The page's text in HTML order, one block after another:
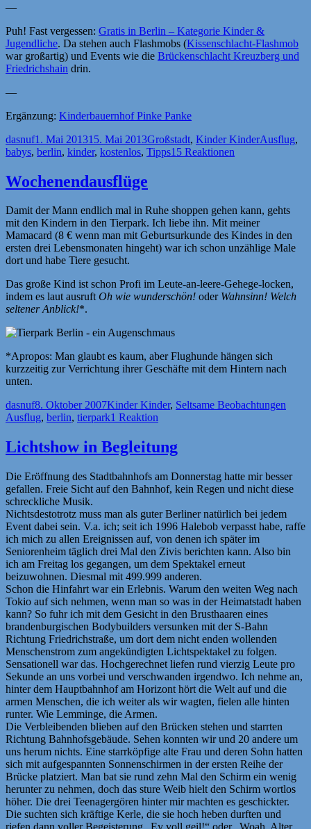
—
Puh! Fast vergessen: Gratis in Berlin – Kategorie Kinder &
Jugendliche. Da stehen auch Flashmobs (Kissenschlacht-Flashmob
war großartig) und Events wie die Brückenschlacht Kreuzberg und
Friedrichshain drin.
—
Ergänzung: Kinderbauernhof Pinke Panke
Autor
dasnufVeröffentlicht
am
1. Mai 201315. Mai 2013Kategorien
Großstadt, Kinder KinderAusflug,
babys, berlin, kinder, kostenlos, Tipps15 Reaktionen
Wochenendausflüge
Damit der Mann endlich mal in Ruhe shoppen gehen kann, gehts
mit den Kindern in den Tierpark. Ich liebe ihn. Mit meiner
Mamacard (8 € wenn man mit Geburtsurkunde des Kindes in den
ersten drei Lebensmonaten hingeht) war ich schon unzählige Male
dort und habe Tiere gesucht.
Das große Kind ist schon Profi im Leute-an-leere-Gehege-locken,
indem es laut ausruftOh wie wunderschön! oder Wahnsinn! Welch
seltener Anblick!*.
*Apropos: Man glaubt es kaum, aber Flughunde hängen sich
kurzzeitig zur Verrichtung ihrer Geschäfte mit dem Hintern nach
unten.
Autor
dasnufVeröffentlicht
am
8. Oktober 2007Kategorien
Kinder Kinder, Seltsame Beobachtungen
Ausflug, berlin, tierpark1 Reaktion
Lichtshow in Begleitung
Die Eröffnung des Stadtbahnhofs am Donnerstag hatte mir besser
gefallen. Freie Sicht auf den Bahnhof, kein Regen und nicht diese
schreckliche Musik.
Nichtsdestotrotz muss man als guter Berliner natürlich bei jedem
Event dabei sein. V.a. ich; seit ich 1996 Halebob verpasst habe, raffe
ich mich zu allen Ereignissen auf, von denen ich später im
Seniorenheim täglich drei Mal den Zivis berichten kann. Also bin
ich am Freitag los gegangen, um dem Spektakel erneut
beizuwohnen. Diesmal mit 499.999 anderen.
Schon die Hinfahrt war ein Erlebnis. Warum den weiten Weg nach
Tokio auf sich nehmen, wenn man so was in der Heimatstadt haben
kann? So fuhr ich mit dem Gesicht in den Brusthaaren eines
brandenburgischen Bodybuilders versunken mit der S-Bahn
Richtung Friedrichstraße, um dort dem nicht enden wollenden
Menschenstrom zum angekündigten Lichtspektakel zu folgen.
Sensationell war das. Hochgerechnet liefen rund vierzig Leute pro
Sekunde an uns vorbei und verschwanden irgendwo. Ich nehme an,
hinter dem Hauptbahnhof am Horizont hört die Welt auf und die
armen Menschen, die ich weiter als wir wagten, fielen alle hinten
runter. Wie Lemminge, die Armen.
Die Verbleibenden blieben auf den Brücken stehen und starrten
Richtung Bahnhofsgebäude. Sehen konnten wir und 20 andere um
uns herum nichts. Eine starrköpfige alte Frau und deren Sohn hatten
sich mit aufgespannten Sonnenschirmen in der ersten Reihe der
Brücke platziert. Man bat sie rund zehn Mal den Schirm ein wenig
herunter zu nehmen, doch das sture Weib hielt den Schirm wortlos
höher. Die drei Teenagergören hinter mir machten es geschickter.
Die suchten sich kräftige Kerle, die sie hoch heben durften und